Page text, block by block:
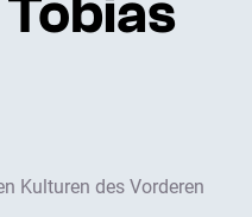
Kulturen des Vorderen